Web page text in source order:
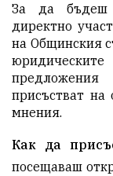
За да бъдеш
директно
на Общинския
присъстват на
мнения.
Как да
посещаваш